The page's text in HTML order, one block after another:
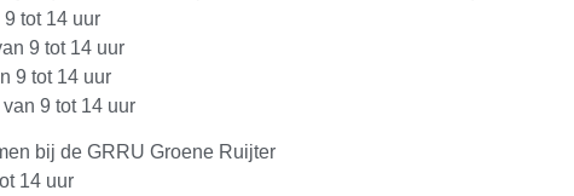
tot 14 uur
9 tot 14 uur
9 tot 14 uur
9 tot 14 uur
bij de GRRU Groene Ruijter
14 uur